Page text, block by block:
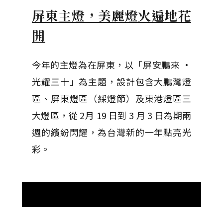
屏東主燈，美麗燈火遍地花
開
今年的主燈為在屏東，以「屏安鵬來 ·
光耀三十」為主題，設計包含大鵬灣燈
區、屏東燈區（綵燈節）及東港燈區三
大燈區，從 2月 19 日到 3 月 3 日為期兩
週的繽紛閃耀，為台灣新的一年點亮光
彩。